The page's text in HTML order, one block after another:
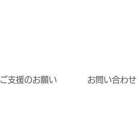
ご支援のお願い お問い合わせ